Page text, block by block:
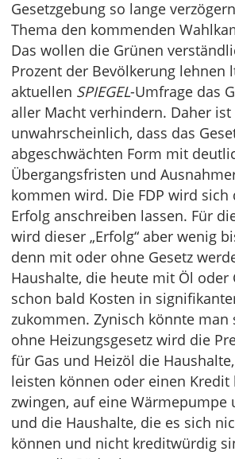
Gesetzgebung so lange
Thema den kommenden
Das wollen die Grünen
Prozent der Bevölkerung lehnen
aktuellen SPIEGEL-Umfrage das
aller Macht verhindern. Daher ist
unwahrscheinlich, dass das
abgeschwächten Form mit
Übergangsfristen und
kommen wird. Die FDP wird sich
Erfolg anschreiben lassen. Für
wird dieser „Erfolg“ aber wenig
denn mit oder ohne Gesetz
Haushalte, die heute mit Öl oder
schon bald Kosten in
zukommen. Zynisch könnte man
ohne Heizungsgesetz wird die
für Gas und Heizöl die
leisten können oder einen Kredit
zwingen, auf eine Wärmepumpe
und die Haushalte, die es sich
können und nicht kreditwürdig